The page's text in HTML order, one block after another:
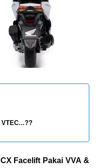
VTEC…??
Facelift Pakai VVA &